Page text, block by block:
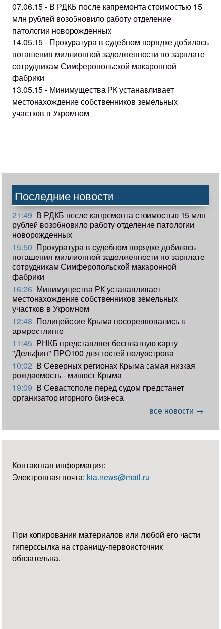
07.06.15 - В РДКБ после капремонта стоимостью 15
млн рублей возобновило работу отделение
патологии новорожденных
14.05.15 - Прокуратура в судебном порядке добилась
погашения миллионной задолженности по зарплате
сотрудникам Симферопольской макаронной
фабрики
13.05.15 - Минимущества РК устанавливает
местонахождение собственников земельных
участков в Укромном
Последние новости
21:49 В РДКБ после капремонта стоимостью 15 млн
рублей возобновило работу отделение патологии
новорожденных
15:50 Прокуратура в судебном порядке добилась
погашения миллионной задолженности по зарплате
сотрудникам Симферопольской макаронной
фабрики
16:26 Минимущества РК устанавливает
местонахождение собственников земельных
участков в Укромном
12:48 Полицейские Крыма посоревновались в
армрестлинге
11:45 РНКБ представляет бесплатную карту
"Дельфин" ПРО100 для гостей полуострова
10:02 В Северных регионах Крыма самая низкая
рождаемость - минюст Крыма
19:09 В Севастополе перед судом предстанет
организатор игорного бизнеса
все новости →
Контактная информация:
Электронная почта: kia.news@mail.ru
При копировании материалов или любой его части
гиперссылка на страницу-первоисточник
обязательна.